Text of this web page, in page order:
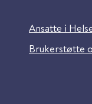
Ansatte i
Brukerstøtte